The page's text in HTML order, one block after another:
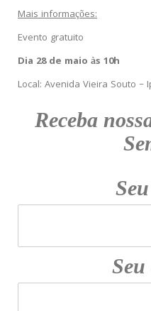
Mais informações:
Evento gratuito
Dia 28 de maio às 10h
Local: Avenida Vieira Souto
Receba